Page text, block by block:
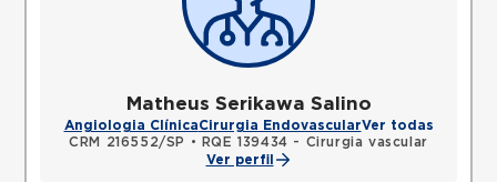
Matheus Serikawa Salino
Angiologia ClínicaCirurgia EndovascularVer todas
CRM 216552/SP
•
RQE 139434 - Cirurgia vascular
Ver perfil